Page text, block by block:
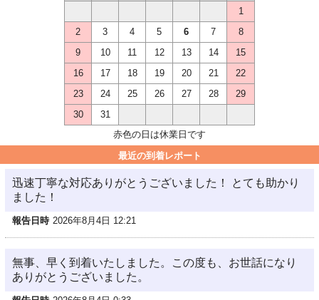
1
2
3 4 5 6 7
8
9
10 11 12 13 14
15
16
17 18 19 20 21
22
23
24 25 26 27 28
29
30
31
赤色の日は休業日です
最近の到着レポート
迅速丁寧な対応ありがとうございました！ とても助かり
ました！
報告日時 2026年8月4日 12:21
無事、早く到着いたしました。この度も、お世話になり
ありがとうございました。